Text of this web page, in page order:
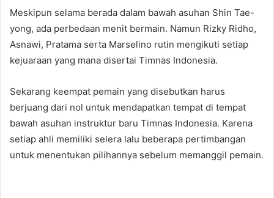
Meskipun selama berada dalam bawah asuhan Shin Tae-
yong, ada perbedaan menit bermain. Namun Rizky Ridho,
Asnawi, Pratama serta Marselino rutin mengikuti setiap
kejuaraan yang mana disertai Timnas Indonesia.
Sekarang keempat pemain yang disebutkan harus
berjuang dari nol untuk mendapatkan tempat di tempat
bawah asuhan instruktur baru Timnas Indonesia. Karena
setiap ahli memiliki selera lalu beberapa pertimbangan
untuk menentukan pilihannya sebelum memanggil pemain.